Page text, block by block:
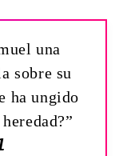
una
sobre su
ha ungido